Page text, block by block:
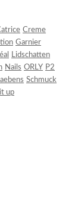
Creme
Garnier
Lidschatten
Nails ORLY P2
Schmuck
up